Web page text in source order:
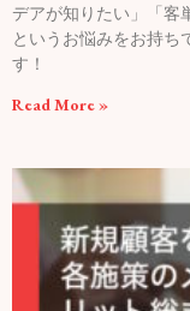
デアが知りたい」「客
というお悩みをお持ち
す！
Read More »